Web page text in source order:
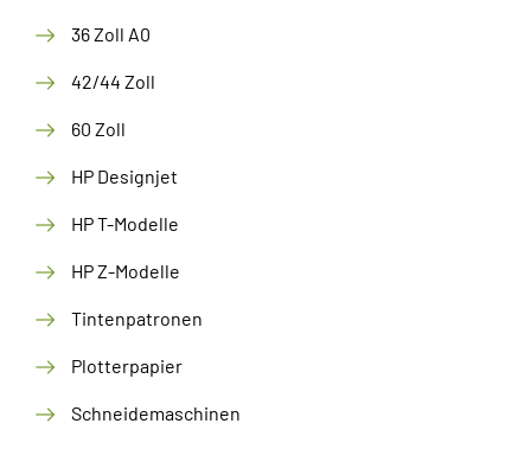
36 Zoll A0
42/44 Zoll
60 Zoll
HP Designjet
HP T-Modelle
HP Z-Modelle
Tintenpatronen
Plotterpapier
Schneidemaschinen